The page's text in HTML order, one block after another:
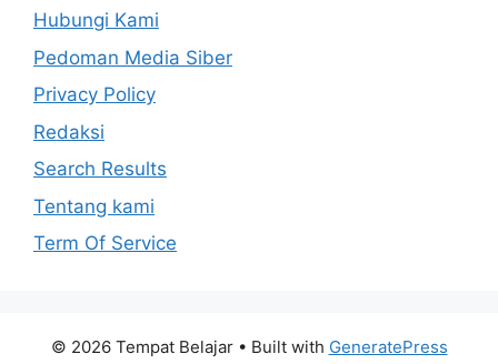
Hubungi Kami
Pedoman Media Siber
Privacy Policy
Redaksi
Search Results
Tentang kami
Term Of Service
© 2026 Tempat Belajar• Built with GeneratePress